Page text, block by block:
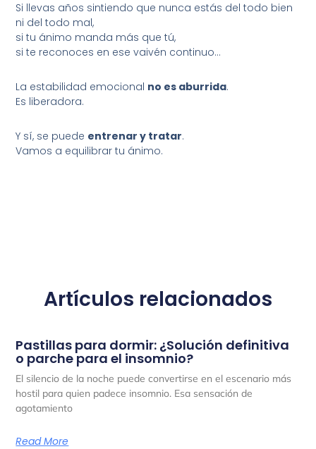
Si llevas años sintiendo que nunca estás del todo bien
ni del todo mal,
si tu ánimo manda más que tú,
si te reconoces en ese vaivén continuo…
La estabilidad emocional no es aburrida.
Es liberadora.
Y sí, se puede entrenar y tratar.
Vamos a equilibrar tu ánimo.
Artículos relacionados
Pastillas para dormir: ¿Solución definitiva
o parche para el insomnio?
El silencio de la noche puede convertirse en el escenario más
hostil para quien padece insomnio. Esa sensación de
agotamiento
Read More